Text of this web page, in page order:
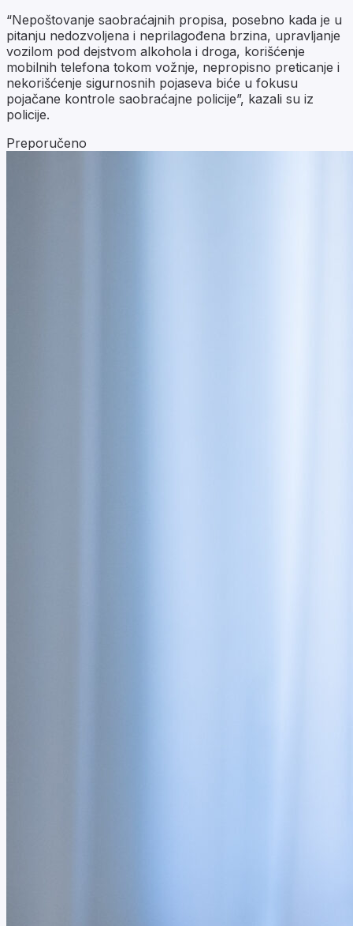
“Nepoštovanje saobraćajnih propisa, posebno kada je u
pitanju nedozvoljena i neprilagođena brzina, upravljanje
vozilom pod dejstvom alkohola i droga, korišćenje
mobilnih telefona tokom vožnje, nepropisno preticanje i
nekorišćenje sigurnosnih pojaseva biće u fokusu
pojačane kontrole saobraćajne policije”, kazali su iz
policije.
Preporučeno